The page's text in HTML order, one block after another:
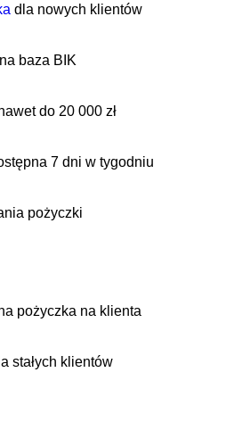
dla nowych klientów
baza BIK
do 20 000 zł
7 dni w tygodniu
pożyczki
pożyczka na klienta
stałych klientów